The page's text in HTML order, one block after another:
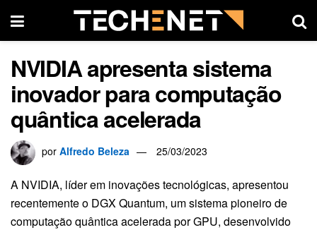
NVIDIA apresenta sistema
inovador para computação
quântica acelerada
por Alfredo Beleza 25/03/2023
A NVIDIA, líder em inovações tecnológicas, apresentou
recentemente o DGX Quantum, um sistema pioneiro de
computação quântica acelerada por GPU, desenvolvido